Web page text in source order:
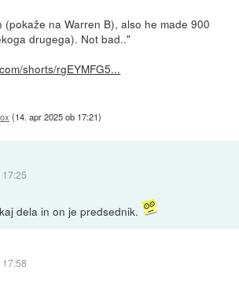
(pokaže na Warren B), also he made 900
drugega). Not bad.."
shorts/rgEYMFG5...
(14. apr 2025 ob 17:21)
dela in on je predsednik.
17:58